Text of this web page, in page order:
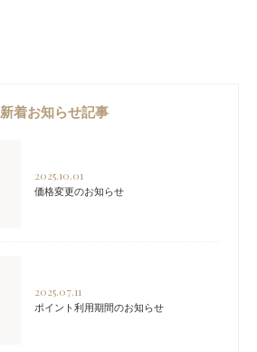
新着お知らせ記事
2025.10.01
価格変更のお知らせ
2025.07.11
ポイント利用期間のお知らせ